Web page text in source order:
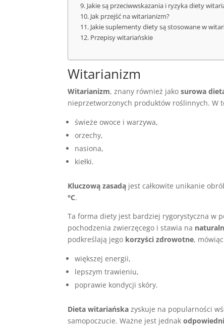
Jakie są przeciwwskazania i ryzyka diety
Jak przejść na witarianizm?
Jakie suplementy diety są stosowane w
Przepisy witariańskie
Witarianizm
Witarianizm, znany również jakosurowa
nieprzetworzonych produktów roślinnych. W
świeże owoce i warzywa,
orzechy,
nasiona,
kiełki.
Kluczową zasadą jest całkowite unikanie
°C.
Ta forma diety jest bardziej rygorystyczna w
pochodzenia zwierzęcego i stawia na
podkreślają jego korzyści zdrowotne,
większej energii,
lepszym trawieniu,
poprawie kondycji skóry.
Dieta witariańska zyskuje na popularności
samopoczucie. Ważne jest jednak